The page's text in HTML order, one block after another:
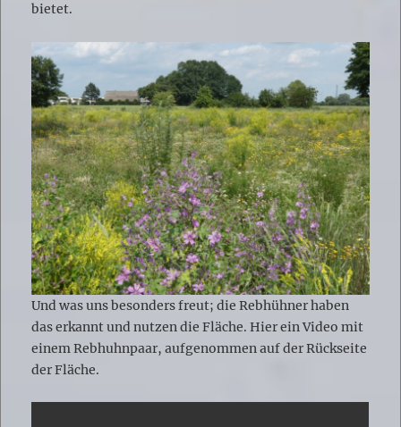
bietet.
Und was uns besonders freut; die Rebhühner haben
das erkannt und nutzen die Fläche. Hier ein Video mit
einem Rebhuhnpaar, aufgenommen auf der Rückseite
der Fläche.